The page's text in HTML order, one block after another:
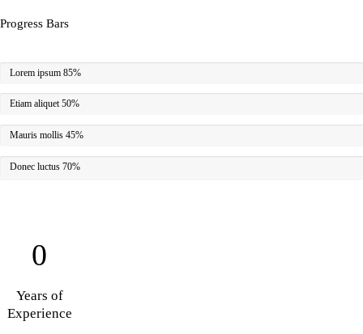
Progress Bars
Lorem ipsum 85%
Etiam aliquet50%
Mauris mollis 45%
Donec luctus 70%
0
Years of
Experience